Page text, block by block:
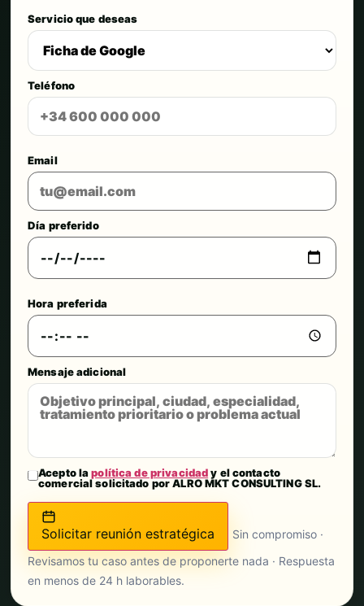
Servicio que deseas
Teléfono
Email
Día preferido
Hora preferida
Mensaje adicional
Acepto lapolítica de privacidady el contacto
comercial solicitado por ALRO MKT CONSULTING SL.
Solicitar reunión estratégica
Sin compromiso ·
Revisamos tu caso antes de proponerte nada · Respuesta
en menos de 24 h laborables.